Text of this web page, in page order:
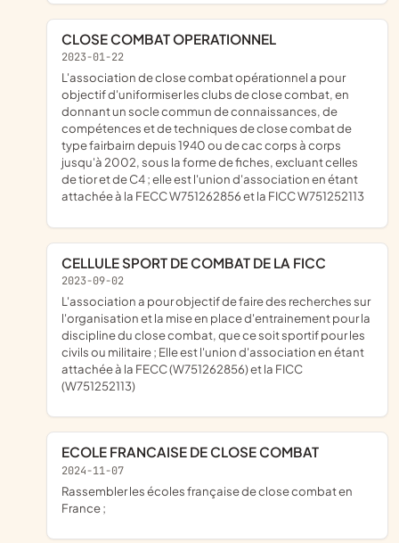
CLOSE COMBAT OPERATIONNEL
2023-01-22
l'association de close combat opérationnel a pour
objectif d'uniformiser les clubs de close combat, en
donnant un socle commun de connaissances, de
compétences et de techniques de close combat de
type fairbairn depuis 1940 ou de cac corps à corps
jusqu'à 2002, sous la forme de fiches, excluant celles
de tior et de C4 ; elle est l'union d'association en étant
attachée à la FECC W751262856 et la FICC W751252113
CELLULE SPORT DE COMBAT DE LA FICC
2023-09-02
l'association a pour objectif de faire des recherches sur
l'organisation et la mise en place d'entrainement pour la
discipline du close combat, que ce soit sportif pour les
civils ou militaire ; Elle est l'union d'association en étant
attachée à la FECC (W751262856) et la FICC
(W751252113)
ECOLE FRANCAISE DE CLOSE COMBAT
2024-11-07
rassembler les écoles française de close combat en
France ;